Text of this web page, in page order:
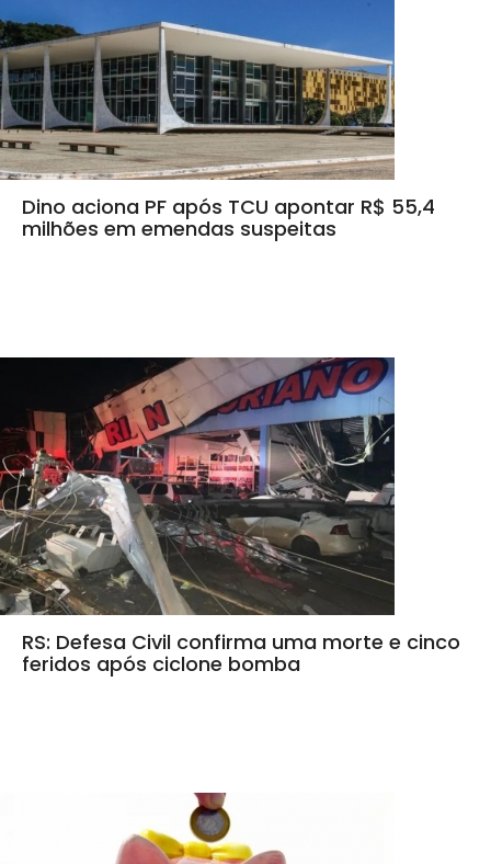
Dino aciona PF após TCU apontar R$ 55,4
milhões em emendas suspeitas
RS: Defesa Civil confirma uma morte e cinco
feridos após ciclone bomba